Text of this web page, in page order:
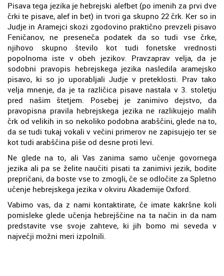
Pisava tega jezika je hebrejski alefbet (po imenih za prvi dve
črki te pisave, alef in bet) in tvori ga skupno 22 črk. Ker so in
Judje in Aramejci skozi zgodovino praktično prevzeli pisavo
Feničanov, ne preseneča podatek da so tudi vse črke,
njihovo skupno število kot tudi fonetske vrednosti
popolnoma iste v obeh jezikov. Pravzaprav velja, da je
sodobni pravopis hebrejskega jezika nasledila aramejsko
pisavo, ki so jo uporabljali Judje v preteklosti. Prav tako
velja mnenje, da je ta različica pisave nastala v 3. stoletju
pred našim štetjem. Posebej je zanimivo dejstvo, da
pravopisna pravila hebrejskega jezika ne razlikujejo malih
črk od velikih in so nekoliko podobna arabščini, glede na to,
da se tudi tukaj vokali v večini primerov ne zapisujejo ter se
kot tudi arabščina piše od desne proti levi.
Ne glede na to, ali Vas zanima samo učenje govornega
jezika ali pa se želite naučiti pisati ta zanimivi jezik, bodite
prepričani, da boste vse to zmogli, če se odločite za Spletno
učenje hebrejskega jezika v okviru Akademije Oxford.
Vabimo vas, da z nami kontaktirate, če imate kakršne koli
pomisleke glede učenja hebrejščine na ta način in da nam
predstavite vse svoje zahteve, ki jih bomo mi seveda v
največji možni meri izpolnili.